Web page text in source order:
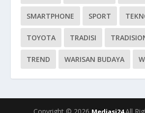
SMARTPHONE SPORT
TOYOTA TRADISI
TREND WARISAN BUDAYA